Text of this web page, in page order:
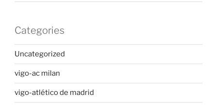
Categories
Uncategorized
vigo-ac milan
vigo-atlético de madrid